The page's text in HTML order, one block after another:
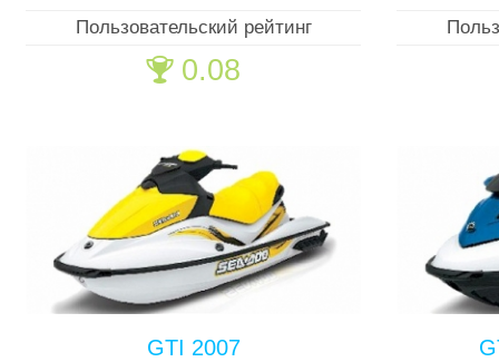
Пользовательский рейтинг
🏆 0.08
GTI 2007